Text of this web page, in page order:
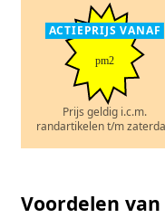
ACTIEPRIJS VANAF
pm2
Prijs geldig i.c.m.
randartikelen t/m
Voordelen